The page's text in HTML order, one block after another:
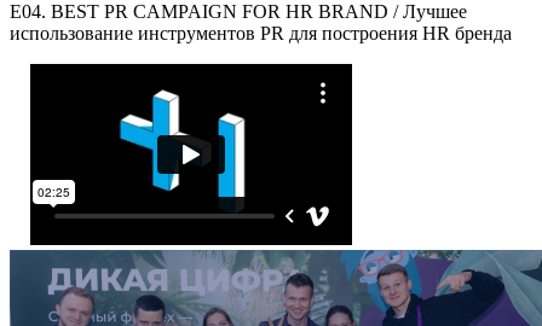
E04. BEST PR CAMPAIGN FOR HR BRAND / Лучшее
использование инструментов PR для построения HR бренда